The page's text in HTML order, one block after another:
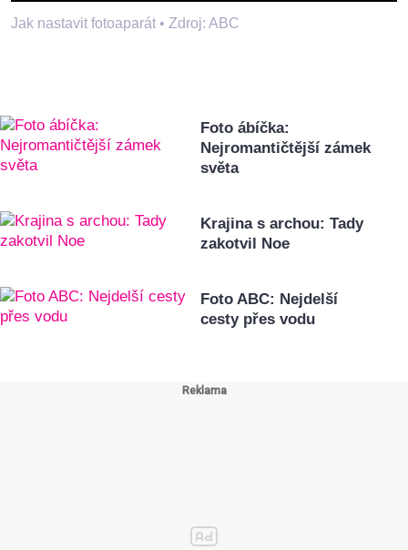
Jak nastavit fotoaparát • Zdroj: ABC
Foto ábíčka:
Nejromantičtější zámek
světa
Krajina s archou: Tady
zakotvil Noe
Foto ABC: Nejdelší
cesty přes vodu